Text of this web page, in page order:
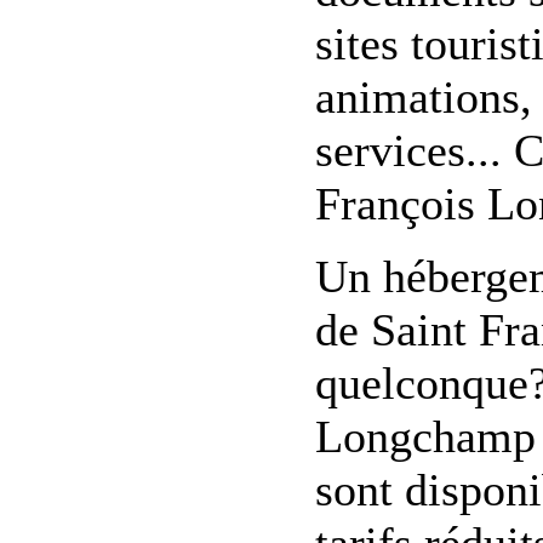
sites
services...
François
Un
de Saint
sont